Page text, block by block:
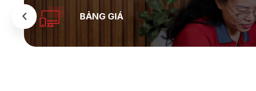
BẢNG GIÁ